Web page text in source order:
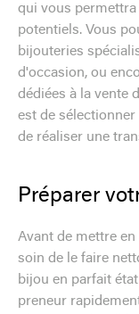
qui vous
potentiels. Vous
bijouteries
d'occasion, ou
dédiées à la vente
est de sélectionner
de réaliser une
Préparer
Avant de mettre
soin de le faire
bijou en parfait
preneur